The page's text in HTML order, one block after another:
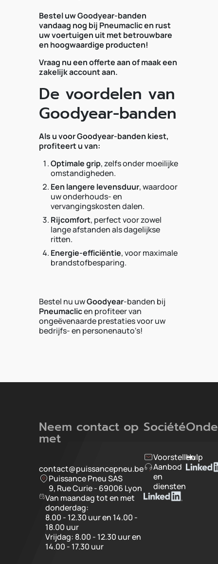
Bestel uw Goodyear-banden
vandaag nog bij Pneumaclic en rust
uw voertuigen uit met betrouwbare
en hoogwaardige producten!
Vraag nu een offerte aan of maak een
zakelijk account aan.
De voordelen van
Goodyear-banden
Als u voor Goodyear-banden kiest,
profiteert u van:
Optimale grip, zelfs onder moeilijke
omstandigheden.
Een langere levensduur, waardoor
uw onderhouds- en
vervangingskosten dalen.
Rijcomfort, perfect voor zowel
lange afstanden als dagelijkse
ritten.
Energie-efficiëntie, voor maximale
brandstofbesparing.
Bestel nu uwGoodyear-banden bij
Pneumaclicen profiteer van
ongeëvenaarde prestaties voor uw
bedrijfs- en personenauto's!
Neem contact op
met
contact@puissancepneu.be
Puissance Pneu SAS
9, Rue Curie - 69006 Lyon
Van maandag tot en met
donderdag:
8.00 - 12.30 uur en 14.00 -
18.00 uur
Vrijdag: 8.00 - 12.30 uur en
14.00 - 17.30 uur
Société
Voorstellen
Aanbod
en
diensten
Hulp